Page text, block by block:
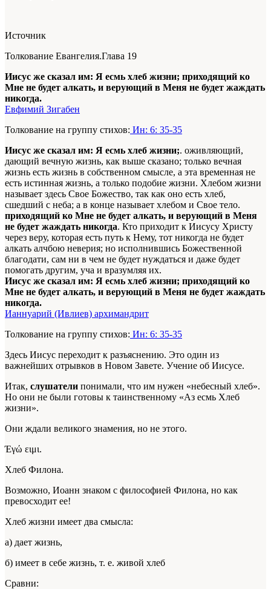
Источник
Толкование Евангелия.Глава 19
Иисус же сказал им: Я есмь хлеб жизни; приходящий ко
Мне не будет алкать, и верующий в Меня не будет жаждать
никогда.
Евфимий Зигабен
Толкование на группу стихов: Ин: 6: 35-35
Иисус же сказал им: Я есмь хлеб жизни;. оживляющий,
дающий вечную жизнь, как выше сказано; только вечная
жизнь есть жизнь в собственном смысле, а эта временная не
есть истинная жизнь, а только подобие жизни. Хлебом жизни
называет здесь Свое Божество, так как оно есть хлеб,
сшедший с неба; а в конце называет хлебом и Свое тело.
приходящий ко Мне не будет алкать, и верующий в Меня
не будет жаждать никогда. Кто приходит к Иисусу Христу
через веру, которая есть путь к Нему, тот никогда не будет
алкать алчбою неверия; но исполнившись Божественной
благодати, сам ни в чем не будет нуждаться и даже будет
помогать другим, уча и вразумляя их.
Иисус же сказал им: Я есмь хлеб жизни; приходящий ко
Мне не будет алкать, и верующий в Меня не будет жаждать
никогда.
Ианнуарий (Ивлиев) архимандрит
Толкование на группу стихов: Ин: 6: 35-35
Здесь Иисус переходит к разъяснению. Это один из
важнейших отрывков в Новом Завете. Учение об Иисусе.
Итак, слушатели понимали, что им нужен «небесный хлеб».
Но они не были готовы к таинственному «Аз есмь Хлеб
жизни».
Они ждали великого знамения, но не этого.
Έγώ ειμι.
Хлеб Филона.
Возможно, Иоанн знаком с философией Филона, но как
превосходит ее!
Хлеб жизни имеет два смысла:
а) дает жизнь,
б) имеет в себе жизнь, т. е. живой хлеб
Сравни: